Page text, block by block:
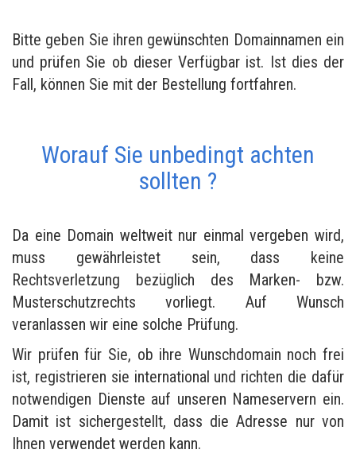
Bitte geben Sie ihren gewünschten Domainnamen ein
und prüfen Sie ob dieser Verfügbar ist. Ist dies der
Fall, können Sie mit der Bestellung fortfahren.
Worauf Sie unbedingt achten
sollten ?
Da eine Domain weltweit nur einmal vergeben wird,
muss gewährleistet sein, dass keine
Rechtsverletzung bezüglich des Marken- bzw.
Musterschutzrechts vorliegt. Auf Wunsch
veranlassen wir eine solche Prüfung.
Wir prüfen für Sie, ob ihre Wunschdomain noch frei
ist, registrieren sie international und richten die dafür
notwendigen Dienste auf unseren Nameservern ein.
Damit ist sichergestellt, dass die Adresse nur von
Ihnen verwendet werden kann.